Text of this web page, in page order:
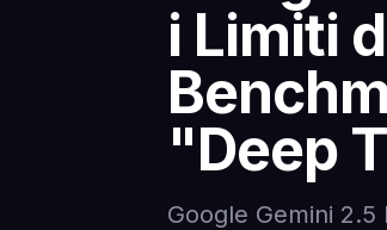
i Limiti
"Deep
Google Gemini